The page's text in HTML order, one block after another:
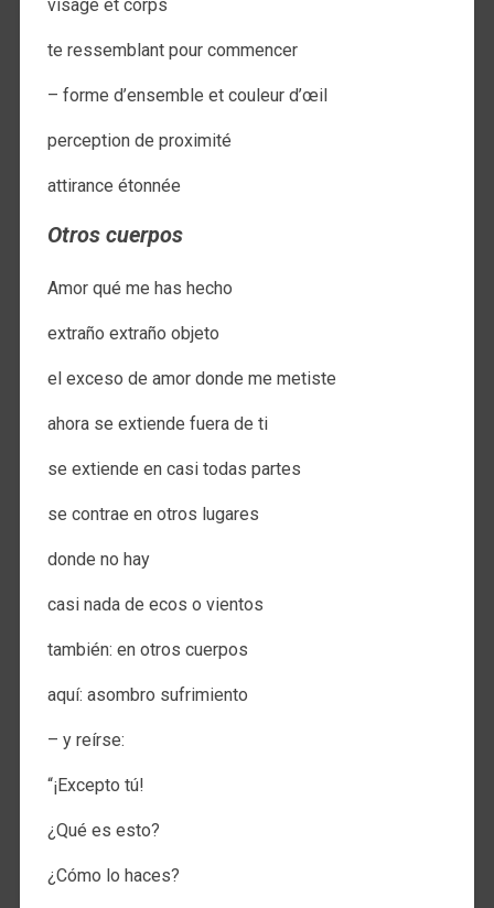
visage et corps
te ressemblant pour commencer
– forme d’ensemble et couleur d’œil
perception de proximité
attirance étonnée
Otros cuerpos
Amor qué me has hecho
extraño extraño objeto
el exceso de amor donde me metiste
ahora se extiende fuera de ti
se extiende en casi todas partes
se contrae en otros lugares
donde no hay
casi nada de ecos o vientos
también: en otros cuerpos
aquí: asombro sufrimiento
– y reírse:
“¡Excepto tú!
¿Qué es esto?
¿Cómo lo haces?